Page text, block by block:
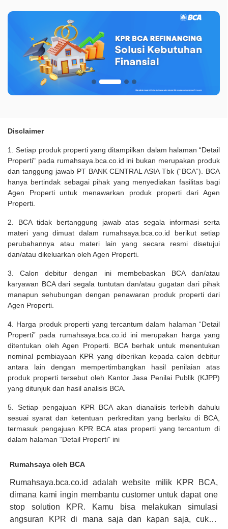
Disclaimer
1. Setiap produk properti yang ditampilkan dalam halaman “Detail
Properti" pada rumahsaya.bca.co.id ini bukan merupakan produk
dan tanggung jawab PT BANK CENTRAL ASIA Tbk (“BCA”). BCA
hanya bertindak sebagai pihak yang menyediakan fasilitas bagi
Agen Properti untuk menawarkan produk properti dari Agen
Properti.
2. BCA tidak bertanggung jawab atas segala informasi serta
materi yang dimuat dalam rumahsaya.bca.co.id berikut setiap
perubahannya atau materi lain yang secara resmi disetujui
dan/atau dikeluarkan oleh Agen Properti.
3. Calon debitur dengan ini membebaskan BCA dan/atau
karyawan BCA dari segala tuntutan dan/atau gugatan dari pihak
manapun sehubungan dengan penawaran produk properti dari
Agen Properti.
4. Harga produk properti yang tercantum dalam halaman “Detail
Properti” pada rumahsaya.bca.co.id ini merupakan harga yang
ditentukan oleh Agen Properti. BCA berhak untuk menentukan
nominal pembiayaan KPR yang diberikan kepada calon debitur
antara lain dengan mempertimbangkan hasil penilaian atas
produk properti tersebut oleh Kantor Jasa Penilai Publik (KJPP)
yang ditunjuk dan hasil analisis BCA.
5. Setiap pengajuan KPR BCA akan dianalisis terlebih dahulu
sesuai syarat dan ketentuan perkreditan yang berlaku di BCA,
termasuk pengajuan KPR BCA atas properti yang tercantum di
dalam halaman “Detail Properti” ini
Rumahsaya oleh BCA
Rumahsaya.bca.co.id adalah website milik KPR BCA,
dimana kami ingin membantu customer untuk dapat one
stop solution KPR. Kamu bisa melakukan simulasi
angsuran KPR di mana saja dan kapan saja, cukup